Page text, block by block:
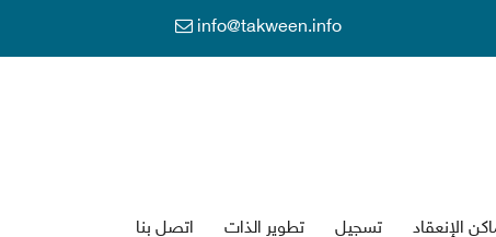
info@takween.info
الإنعقاد تسجي تطوير الذات اتصل بنا